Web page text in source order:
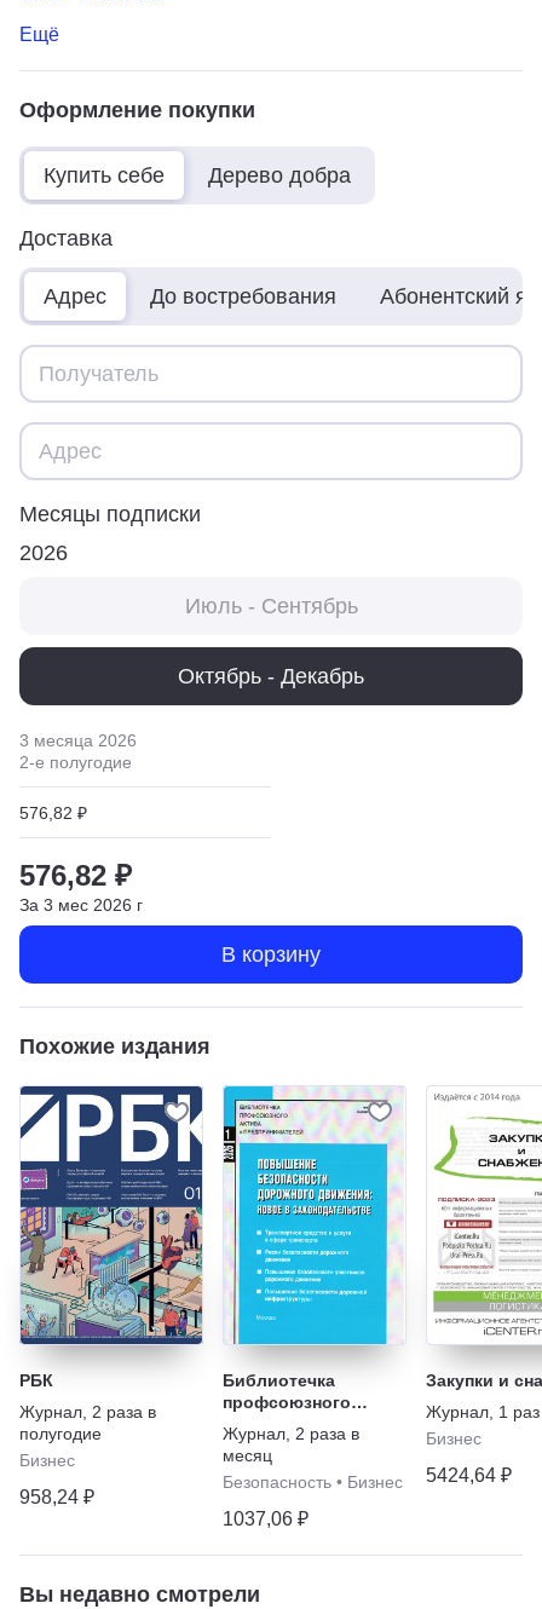
Ещё
Оформление покупки
Купить себе Дерево добра
Доставка
Адрес До востребования Абонентский
Месяцы подписки
2026
Июль - Сентябрь
Октябрь - Декабрь
3 месяца 2026
2-е полугодие
576,82 ₽
576,82 ₽
За 3 мес 2026 г
В корзину
Похожие издания
РБК
Журнал 2 раза в
полугодие
Бизнес
958,24 ₽
Библиотечка
профсоюзного
актива и
предпринимателей
Журнал 2 раза в
месяц
Безопасность • Бизнес
1037,06 ₽
Закупки и
Журнал 1
Бизнес
5424,64 ₽
Вы недавно смотрели